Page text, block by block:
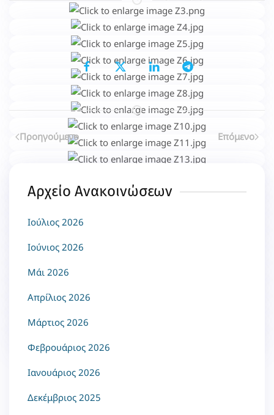
Επιλέγοντας κάποιο από τα κοινωνικά δίκτυα μπορείτε να
Προηγούμενο Επόμενο
Αρχείο Ανακοινώσεων
Ιούλιος 2026
Ιούνιος 2026
Μάι 2026
Απρίλιος 2026
Μάρτιος 2026
Φεβρουάριος 2026
Ιανουάριος 2026
Δεκέμβριος 2025